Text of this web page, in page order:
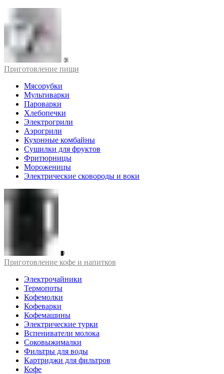
Приготовление пищи
Мясорубки
Мультиварки
Пароварки
Хлебопечки
Электрогрили
Аэрогрили
Кухонные комбайны
Сушилки для фруктов
Фритюрницы
Мороженицы
Электрические сковороды и воки
Приготовление кофе и напитков
Электрочайники
Термопоты
Кофемолки
Кофеварки
Кофемашины
Электрические турки
Вспениватели молока
Соковыжималки
Фильтры для воды
Картриджи для фильтров
Кофе